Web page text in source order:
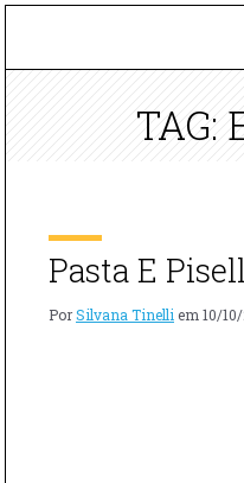
TAG:
Pasta E
PorSilvana Tinelli em 10/